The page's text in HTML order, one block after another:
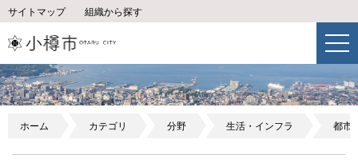
サイトマップ 組織から探す
ホーム カテゴリ 分野 生活・インフラ 都市